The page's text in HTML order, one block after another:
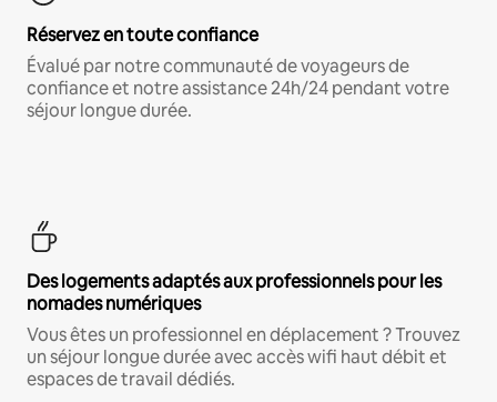
Réservez en toute confiance
Évalué par notre communauté de voyageurs de
confiance et notre assistance 24h/24 pendant votre
séjour longue durée.
Des logements adaptés aux professionnels pour les
nomades numériques
Vous êtes un professionnel en déplacement ? Trouvez
un séjour longue durée avec accès wifi haut débit et
espaces de travail dédiés.